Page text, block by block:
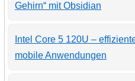
Gehirn“ mit Obsidian
Intel Core 5 120U –
mobile Anwendungen